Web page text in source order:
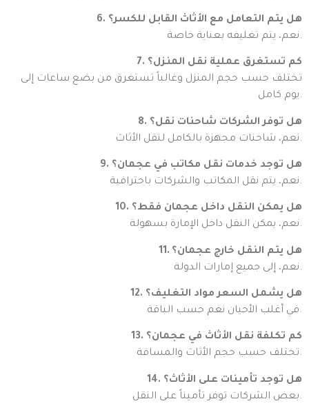
6. هل يتم التعامل مع الأثاث القابل للكسر؟
نعم، يتم تغليفه بعناية خاصة.
7. كم تستغرق عملية نقل المنزل؟
تختلف حسب حجم المنزل وغالباً تستغرق من بضع ساعات إلى
يوم كامل.
8. هل توفر الشركات شاحنات نقل؟
نعم، شاحنات مجهزة بالكامل لنقل الأثاث.
9. هل توجد خدمات نقل مكاتب في عجمان؟
نعم، يتم نقل المكاتب والشركات باحترافية.
10. هل يمكن النقل داخل عجمان فقط؟
نعم، يمكن النقل داخل الإمارة بسهولة.
11. هل يتم النقل خارج عجمان؟
نعم، إلى جميع إمارات الدولة.
12. هل يشمل السعر مواد التغليف؟
في أغلب الأحيان نعم حسب الباقة.
13. كم تكلفة نقل الأثاث في عجمان؟
تختلف حسب حجم الأثاث والمسافة.
14. هل توجد تأمينات على الأثاث؟
بعض الشركات توفر تأميناً على النقل.